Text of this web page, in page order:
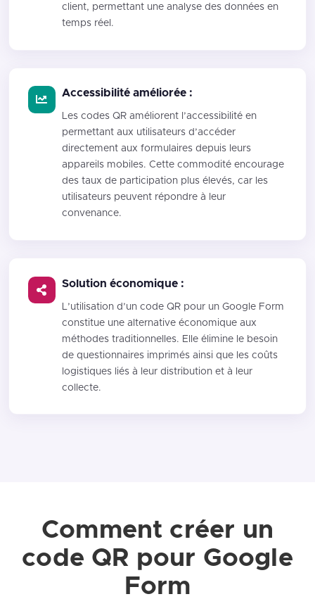
client, permettant une analyse des données en
temps réel.
Accessibilité améliorée :
Les codes QR améliorent l’accessibilité en
permettant aux utilisateurs d’accéder
directement aux formulaires depuis leurs
appareils mobiles. Cette commodité encourage
des taux de participation plus élevés, car les
utilisateurs peuvent répondre à leur
convenance.
Solution économique :
L’utilisation d’un code QR pour un Google Form
constitue une alternative économique aux
méthodes traditionnelles. Elle élimine le besoin
de questionnaires imprimés ainsi que les coûts
logistiques liés à leur distribution et à leur
collecte.
Comment créer un
code QR pour Google
Form